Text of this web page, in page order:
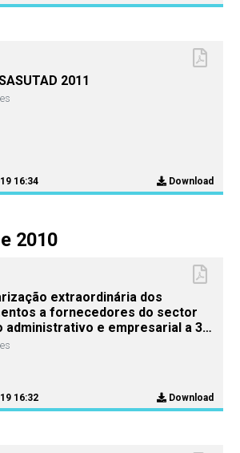
2011
16:34 Download
2010
extraordinária dos
a fornecedores do sector
administrativo e empresarial a 31
de 2010
16:32 Download